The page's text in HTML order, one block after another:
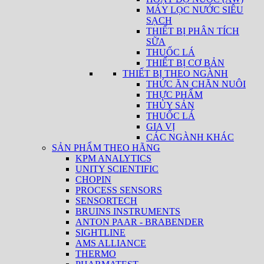
MÁY LỌC NƯỚC SIÊU
SẠCH
THIẾT BỊ PHÂN TÍCH
SỮA
THUỐC LÁ
THIẾT BỊ CƠ BẢN
THIẾT BỊ THEO NGÀNH
THỨC ĂN CHĂN NUÔI
THỰC PHẨM
THỦY SẢN
THUỐC LÁ
GIA VỊ
CÁC NGÀNH KHÁC
SẢN PHẨM THEO HÃNG
KPM ANALYTICS
UNITY SCIENTIFIC
CHOPIN
PROCESS SENSORS
SENSORTECH
BRUINS INSTRUMENTS
ANTON PAAR - BRABENDER
SIGHTLINE
AMS ALLIANCE
THERMO